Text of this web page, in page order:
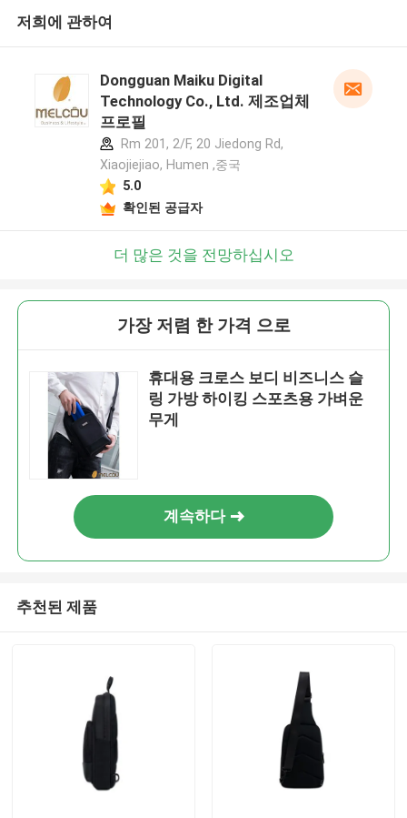
저희에 관하여
Dongguan Maiku Digital
Technology Co., Ltd. 제조업체
프로필
Rm 201, 2/F, 20 Jiedong Rd,
Xiaojiejiao, Humen ,중국
5.0
확인된 공급자
더 많은 것을 전망하십시오
가장 저렴 한 가격 으로
휴대용 크로스 보디 비즈니스 슬
링 가방 하이킹 스포츠용 가벼운
무게
계속하다
추천된 제품